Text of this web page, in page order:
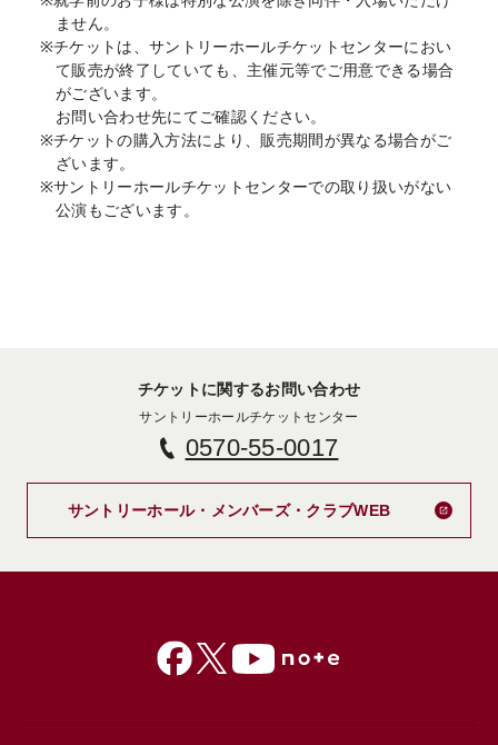
ません。
※チケットは、サントリーホールチケットセンターにおい
て販売が終了していても、主催元等でご用意できる場合
がございます。
お問い合わせ先にてご確認ください。
※チケットの購入方法により、販売期間が異なる場合がご
ざいます。
※サントリーホールチケットセンターでの取り扱いがない
公演もございます。
チケットに関するお問い合わせ
サントリーホールチケットセンター
0570-55-0017
サントリーホール・メンバーズ・クラブWEB